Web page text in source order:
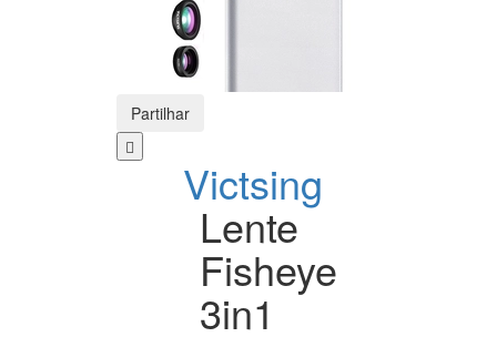
Partilhar
Victsing
Lente
Fisheye
3in1